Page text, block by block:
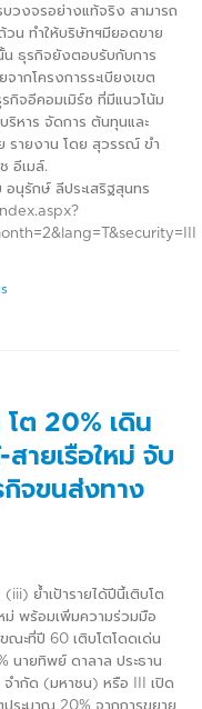
วงจรอย่างแท้จริง สามารถ
น ทำให้บริษัทฯมียอดขาย
น ธุรกิจยังตอบรับกับการ
ากโครงการระเบียงเขต
กิจอีคอมเมิร์ซ ที่มีแนวโน้ม
หาร จัดการ ต้นทุนและ
รายงาน โดย สุวรรณ์ ขำ
อีเมล์.
นุรักษ์ ลีประเสริฐสุนทร
โต 20% เดิน
ายเรือใหม่ จับ
จขนส่งทาง
ย้ำเป้ารายได้ปีนี้เติบโต
ม่ พร้อมเพิ่มความร่วมมือ
ณะที่ปี 60 เติบโตโดดเด่น
นายทิพย์ ดาลาล ประธาน
จำกัด (มหาชน) หรือ III เปิด
ประมาณ 20% จากการขยาย